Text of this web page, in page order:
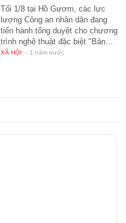
Tối 1/8 tại Hồ Gươm, các lực
lượng Công an nhân dân đang
tiến hành tổng duyệt cho chương
trình nghệ thuật đặc biệt "Bản…
XÃ HỘI - 1 năm trước